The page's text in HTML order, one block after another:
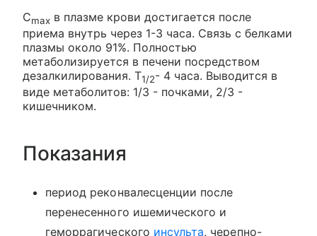
Cmax в плазме крови достигается после
приема внутрь через 1-3 часа. Связь с белками
плазмы около 91%. Полностью
метаболизируется в печени посредством
дезалкилирования. T1/2- 4 часа. Выводится в
виде метаболитов: 1/3 - почками, 2/3 -
кишечником.
Показания
период реконвалесценции после
перенесенного ишемического и
геморрагического инсульта, черепно-